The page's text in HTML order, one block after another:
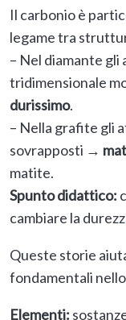
Il carbonio è
legame tra
– Nel diamante
tridimensionale
durissimo.
– Nella grafite gli
sovrapposti →
matite.
Spunto didattico:
cambiare la
Queste storie
fondamentali
Elementi: